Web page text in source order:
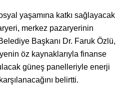
yaşamına katkı sağlayacak
merkez pazaryerinin
Başkanı Dr. Faruk Özlü,
öz kaynaklarıyla finanse
güneş panelleriyle enerji
belirtti.